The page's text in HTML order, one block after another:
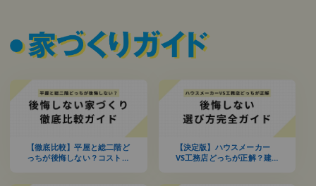
【徹底比較】平屋と総二階ど
っちが後悔しない？コスト・
【決定版】ハウスメーカー
VS工務店どっちが正解？建